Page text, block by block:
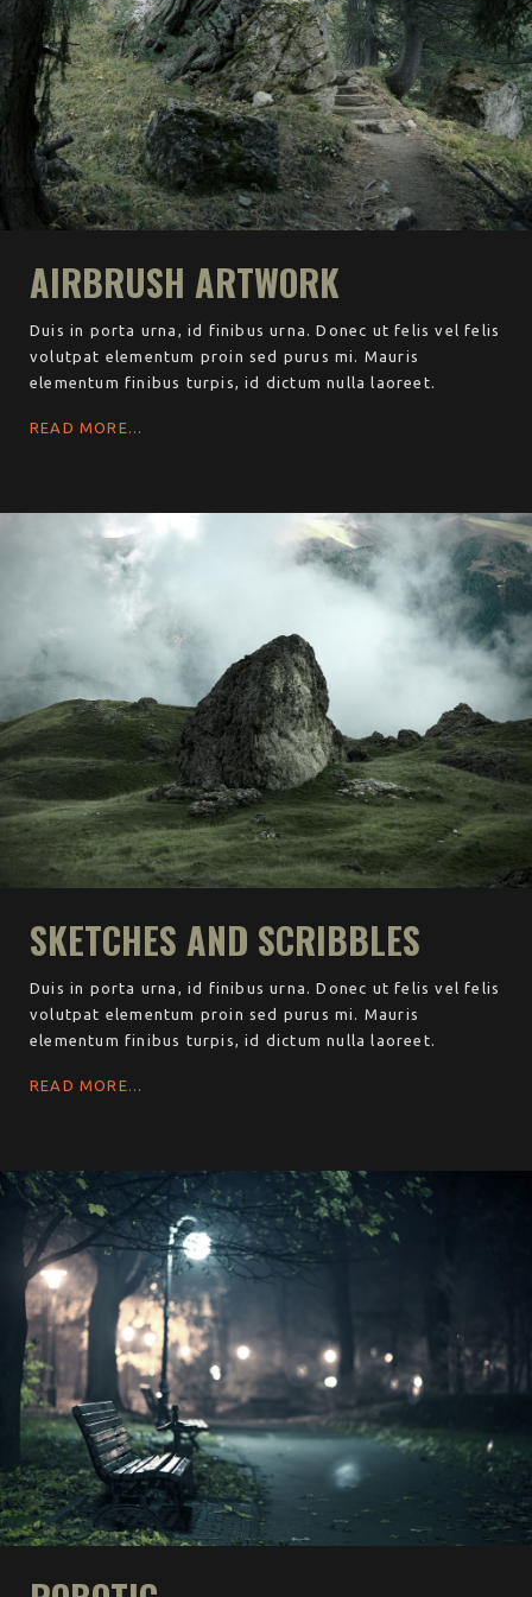
AIRBRUSH ARTWORK
Duis in porta urna, id finibus urna. Donec ut felis vel felis
volutpat elementum proin sed purus mi. Mauris
elementum finibus turpis, id dictum nulla laoreet.
READ MORE...
SKETCHES AND SCRIBBLES
Duis in porta urna, id finibus urna. Donec ut felis vel felis
volutpat elementum proin sed purus mi. Mauris
elementum finibus turpis, id dictum nulla laoreet.
READ MORE...